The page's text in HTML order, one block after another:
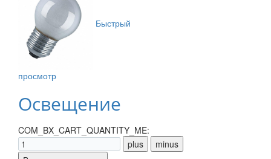
Быстрый
просмотр
Освещение
COM_BX_CART_QUANTITY_ME: